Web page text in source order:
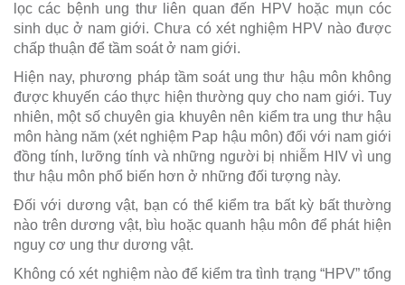
lọc các bệnh ung thư liên quan đến HPV hoặc mụn cóc
sinh dục ở nam giới. Chưa có xét nghiệm HPV nào được
chấp thuận để tầm soát ở nam giới.
Hiện nay, phương pháp tầm soát ung thư hậu môn không
được khuyến cáo thực hiện thường quy cho nam giới. Tuy
nhiên, một số chuyên gia khuyên nên kiểm tra ung thư hậu
môn hàng năm (xét nghiệm Pap hậu môn) đối với nam giới
đồng tính, lưỡng tính và những người bị nhiễm HIV vì ung
thư hậu môn phổ biến hơn ở những đối tượng này.
Đối với dương vật, bạn có thể kiểm tra bất kỳ bất thường
nào trên dương vật, bìu hoặc quanh hậu môn để phát hiện
nguy cơ ung thư dương vật.
Không có xét nghiệm nào để kiểm tra tình trạng “HPV” tổng